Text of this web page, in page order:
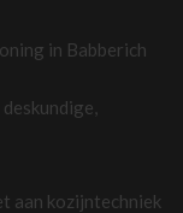
in Babberich
aan kozijntechniek